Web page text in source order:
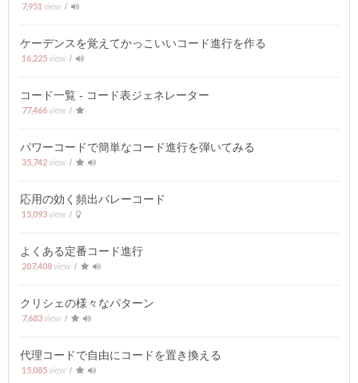
7,951
ケーデンスを覚えてかっこいいコード進行を作る
16,225
コード一覧 - コード表ジェネレーター
77,466
パワーコードで簡単なコード進行を弾いてみる
35,742
応用の効く頻出バレーコード
15,093
よくある定番コード進行
207,408
クリシェの様々なパターン
7,683
代理コードで自由にコードを置き換える
15,085